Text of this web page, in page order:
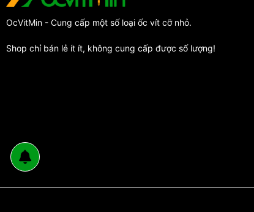
OcVitMin - Cung cấp một số loại ốc vít cỡ nhỏ.
Shop chỉ bán lẻ ít ít, không cung cấp được số lượng!